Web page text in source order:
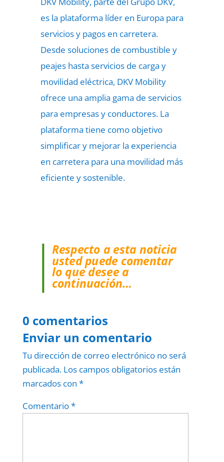
es la plataforma líder en Europa para
servicios y pagos en carretera.
Desde soluciones de combustible y
peajes hasta servicios de carga y
movilidad eléctrica, DKV Mobility
ofrece una amplia gama de servicios
para empresas y conductores. La
plataforma tiene como objetivo
simplificar y mejorar la experiencia
en carretera para una movilidad más
eficiente y sostenible.
Respecto a esta noticia
usted puede comentar
lo que desee a
continuación…
0 comentarios
Enviar un comentario
Tu dirección de correo electrónico no será
publicada. Los campos obligatorios están
marcados con *
Comentario*